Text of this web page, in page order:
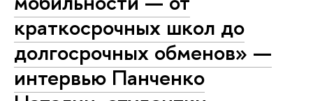
краткосрочных школ до
долгосрочных обменов» —
интервью Панченко